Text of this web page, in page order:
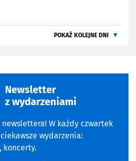
POKAŻ KOLEJNE DNI
Newsletter
z wydarzeniami
newslettera! W każdy czwartek
wydarzenia:
koncerty.